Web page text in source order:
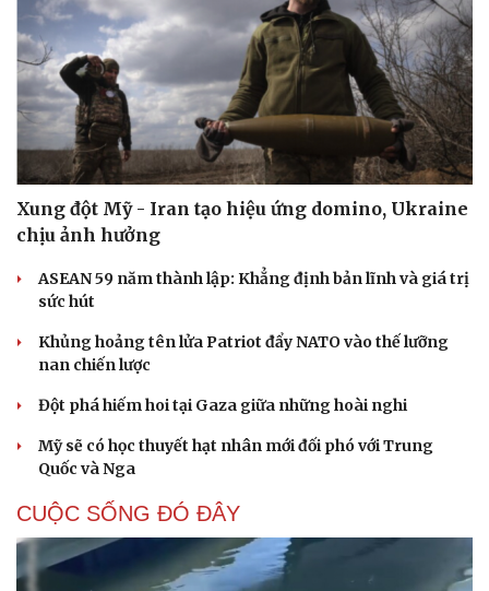
Xung đột Mỹ - Iran tạo hiệu ứng domino, Ukraine
chịu ảnh hưởng
ASEAN 59 năm thành lập: Khẳng định bản lĩnh và giá trị
sức hút
Khủng hoảng tên lửa Patriot đẩy NATO vào thế lưỡng
nan chiến lược
Đột phá hiếm hoi tại Gaza giữa những hoài nghi
Mỹ sẽ có học thuyết hạt nhân mới đối phó với Trung
Quốc và Nga
CUỘC SỐNG ĐÓ ĐÂY